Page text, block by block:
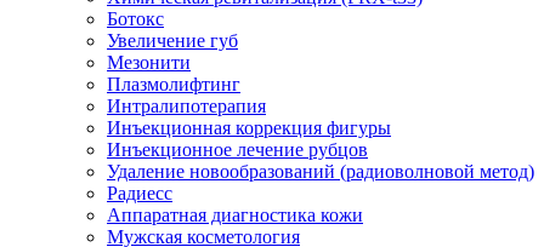
Ботокс
Увеличение губ
Мезонити
Плазмолифтинг
Интралипотерапия
Инъекционная коррекция фигуры
Инъекционное лечение рубцов
Удаление новообразований (радиоволновой метод)
Радиесс
Аппаратная диагностика кожи
Мужская косметология